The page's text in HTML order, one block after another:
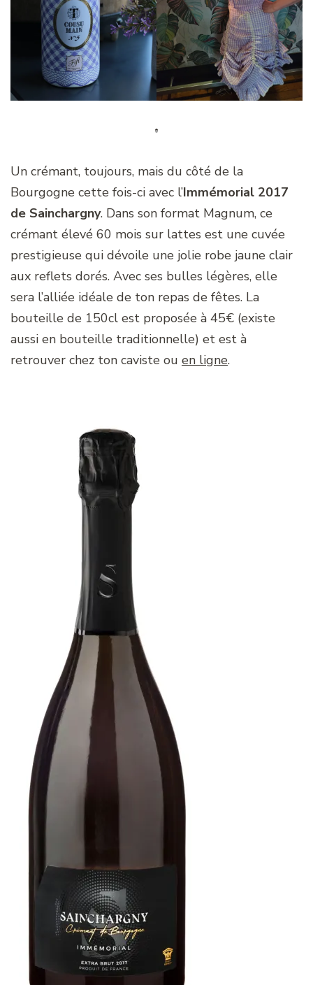
Un crémant, toujours, mais du côté de la
Bourgogne cette fois-ci avec l’Immémorial 2017
de Sainchargny. Dans son format Magnum, ce
crémant élevé 60 mois sur lattes est une cuvée
prestigieuse qui dévoile une jolie robe jaune clair
aux reflets dorés. Avec ses bulles légères, elle
sera l’alliée idéale de ton repas de fêtes. La
bouteille de 150cl est proposée à 45€ (existe
aussi en bouteille traditionnelle) et est à
retrouver chez ton caviste ou en ligne.